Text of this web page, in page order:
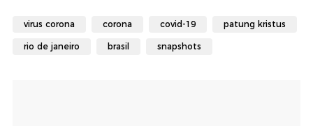
virus corona corona covid-19 patung kristus
rio de janeiro brasil snapshots